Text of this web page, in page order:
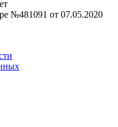
№481091 от 07.05.2020